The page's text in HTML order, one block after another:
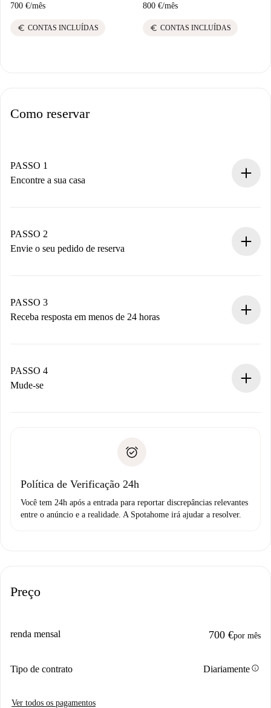
700 €/mês
euro CONTAS INCLUÍDAS
800 €/mês
euro CONTAS INCLUÍDAS
Como reservar
PASSO 1
Encontre a sua casa
Você tem todas as informações necessárias
antecipadamente.
PASSO 2
Envie o seu pedido de reserva
Não cobramos nada até que o proprietário confirme.
PASSO 3
Receba resposta em menos de 24 horas
proprietário.
Se recusada: não cobraremos nada e ofereceremos
Débito direto bancário
PASSO 4
Mude-se
não comunicar nenhum problema.
Política de Verificação 24h
Você tem 24h após a entrada para reportar discrepâncias relevantes
entre o anúncio e a realidade. A Spotahome irá ajudar a resolver.
Preço
renda mensal 700 €por mês
Tipo de contrato Diariamenteinfo
Ver todos os pagamentos